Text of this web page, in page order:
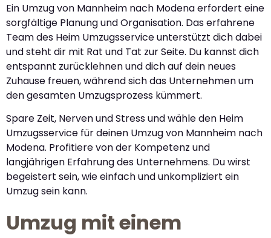
Ein Umzug von Mannheim nach Modena erfordert eine
sorgfältige Planung und Organisation. Das erfahrene
Team des Heim Umzugsservice unterstützt dich dabei
und steht dir mit Rat und Tat zur Seite. Du kannst dich
entspannt zurücklehnen und dich auf dein neues
Zuhause freuen, während sich das Unternehmen um
den gesamten Umzugsprozess kümmert.
Spare Zeit, Nerven und Stress und wähle den Heim
Umzugsservice für deinen Umzug von Mannheim nach
Modena. Profitiere von der Kompetenz und
langjährigen Erfahrung des Unternehmens. Du wirst
begeistert sein, wie einfach und unkompliziert ein
Umzug sein kann.
Umzug mit einem